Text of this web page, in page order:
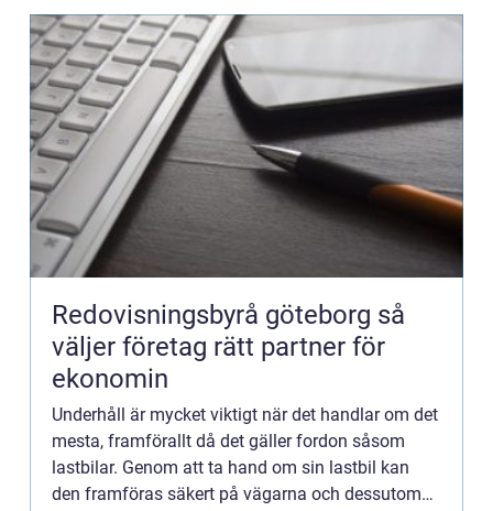
Redovisningsbyrå göteborg så
väljer företag rätt partner för
ekonomin
Underhåll är mycket viktigt när det handlar om det
mesta, framförallt då det gäller fordon såsom
lastbilar. Genom att ta hand om sin lastbil kan
den framföras säkert på vägarna och dessutom